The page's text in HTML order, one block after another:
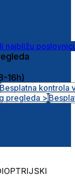
najbližu
16h)
Besplatna kontrola
pregleda >